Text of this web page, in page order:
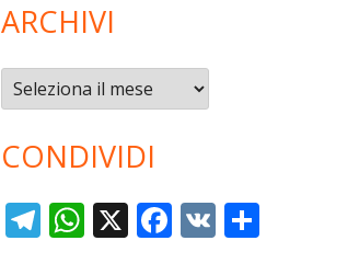
ARCHIVI
Archivi
CONDIVIDI
T W X F V